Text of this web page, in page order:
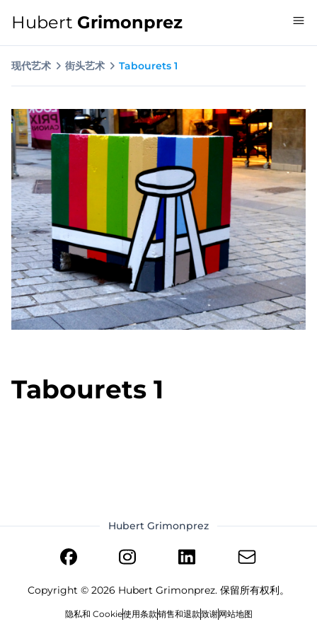
Hubert Grimonprez
现代艺术 街头艺术 Tabourets 1
Tabourets 1
Hubert Grimonprez
Copyright © 2026 Hubert Grimonprez. 保留所有权利。
隐私和 Cookie使用条款销售和退款致谢网站地图